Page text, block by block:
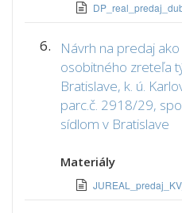
6.
Návrh na predaj
osobitného zreteľa
Bratislave, k. ú.
parc.č. 2918/29,
sídlom v Bratislave
Materiály